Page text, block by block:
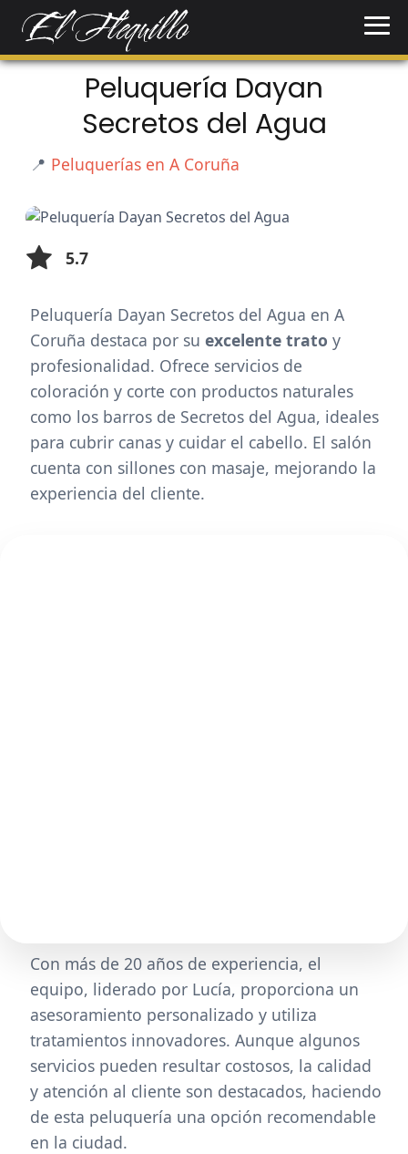
Peluquería Dayan
Secretos del Agua
📍 Peluquerías en A Coruña
5.7
Peluquería Dayan Secretos del Agua en A
Coruña destaca por su excelente trato y
profesionalidad. Ofrece servicios de
coloración y corte con productos naturales
como los barros de Secretos del Agua, ideales
para cubrir canas y cuidar el cabello. El salón
cuenta con sillones con masaje, mejorando la
experiencia del cliente.
Con más de 20 años de experiencia, el
equipo, liderado por Lucía, proporciona un
asesoramiento personalizado y utiliza
tratamientos innovadores. Aunque algunos
servicios pueden resultar costosos, la calidad
y atención al cliente son destacados, haciendo
de esta peluquería una opción recomendable
en la ciudad.